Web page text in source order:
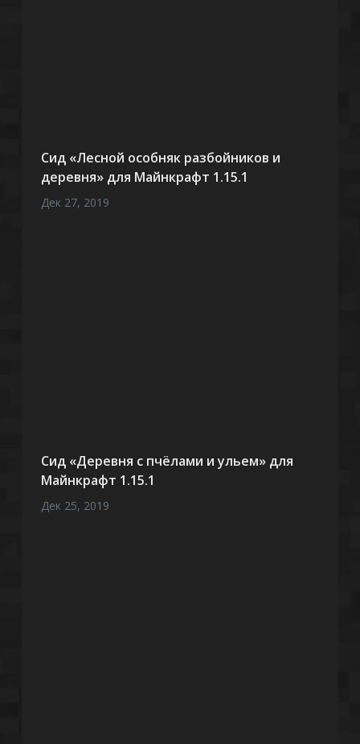
Сид «Лесной особняк разбойников и
деревня» для Майнкрафт 1.15.1
Дек 27, 2019
Сид «Деревня с пчёлами и ульем» для
Майнкрафт 1.15.1
Дек 25, 2019